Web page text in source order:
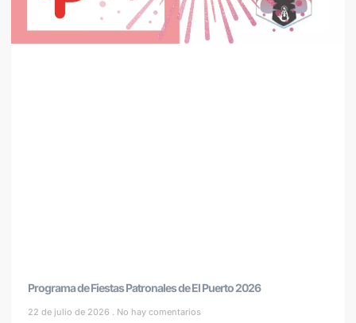
Programa de Fiestas Patronales de El Puerto 2026
22 de julio de 2026 No hay comentarios